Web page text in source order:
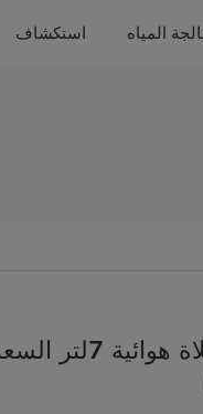
المياه استكشاف
7لتر السعة